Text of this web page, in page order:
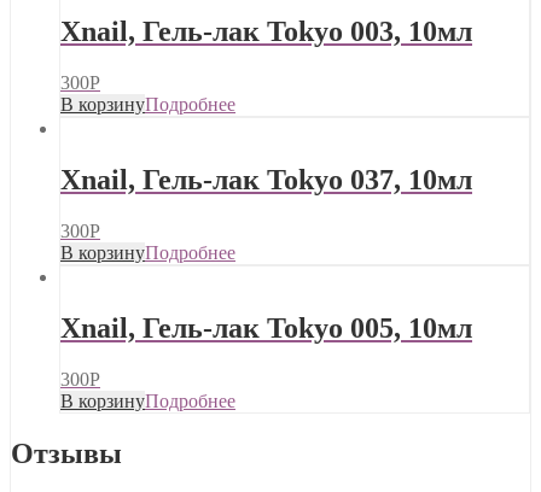
Xnail, Гель-лак Tokyo 003, 10мл
300Р
В корзинуПодробнее
Xnail, Гель-лак Tokyo 037, 10мл
300Р
В корзинуПодробнее
Xnail, Гель-лак Tokyo 005, 10мл
300Р
В корзинуПодробнее
Отзывы